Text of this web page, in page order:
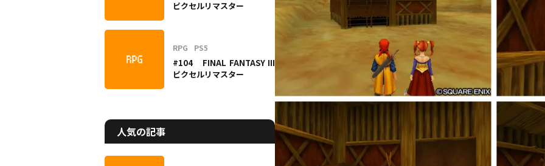
ピクセルリマスター
RPG PS5
#104 FINAL FANTASY III
ピクセルリマスター
人気の記事